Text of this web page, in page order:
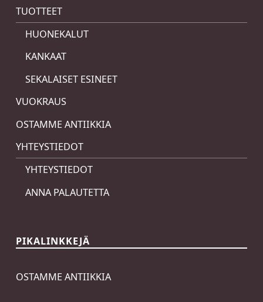
TUOTTEET
HUONEKALUT
KANKAAT
SEKALAISET ESINEET
VUOKRAUS
OSTAMME ANTIIKKIA
YHTEYSTIEDOT
YHTEYSTIEDOT
ANNA PALAUTETTA
PIKALINKKEJÄ
OSTAMME ANTIIKKIA